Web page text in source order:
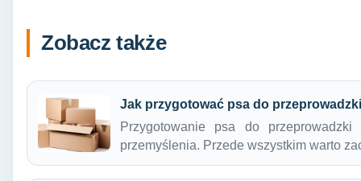
Zobacz także
Jak przygotować psa do
Przygotowanie psa do
przemyślenia. Przede wszystkim warto